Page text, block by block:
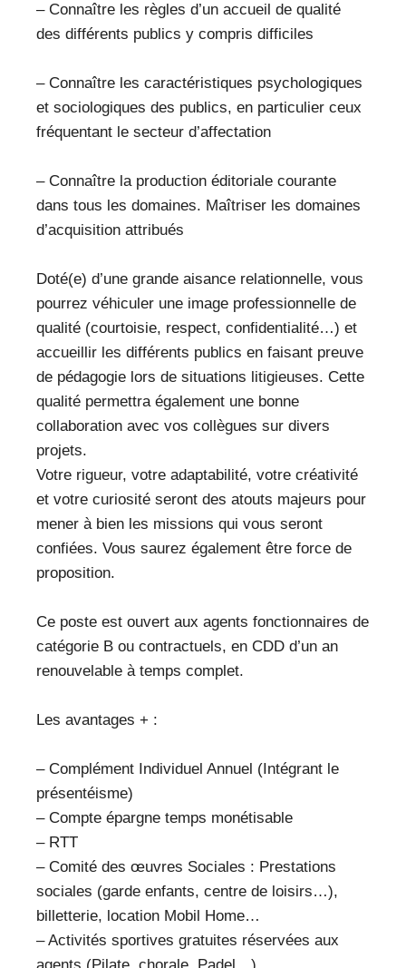
– Connaître les règles d’un accueil de qualité
des différents publics y compris difficiles
– Connaître les caractéristiques psychologiques
et sociologiques des publics, en particulier ceux
fréquentant le secteur d’affectation
– Connaître la production éditoriale courante
dans tous les domaines. Maîtriser les domaines
d’acquisition attribués
Doté(e) d’une grande aisance relationnelle, vous
pourrez véhiculer une image professionnelle de
qualité (courtoisie, respect, confidentialité…) et
accueillir les différents publics en faisant preuve
de pédagogie lors de situations litigieuses. Cette
qualité permettra également une bonne
collaboration avec vos collègues sur divers
projets.
Votre rigueur, votre adaptabilité, votre créativité
et votre curiosité seront des atouts majeurs pour
mener à bien les missions qui vous seront
confiées. Vous saurez également être force de
proposition.
Ce poste est ouvert aux agents fonctionnaires de
catégorie B ou contractuels, en CDD d’un an
renouvelable à temps complet.
Les avantages + :
– Complément Individuel Annuel (Intégrant le
présentéisme)
– Compte épargne temps monétisable
– RTT
– Comité des œuvres Sociales : Prestations
sociales (garde enfants, centre de loisirs…),
billetterie, location Mobil Home…
– Activités sportives gratuites réservées aux